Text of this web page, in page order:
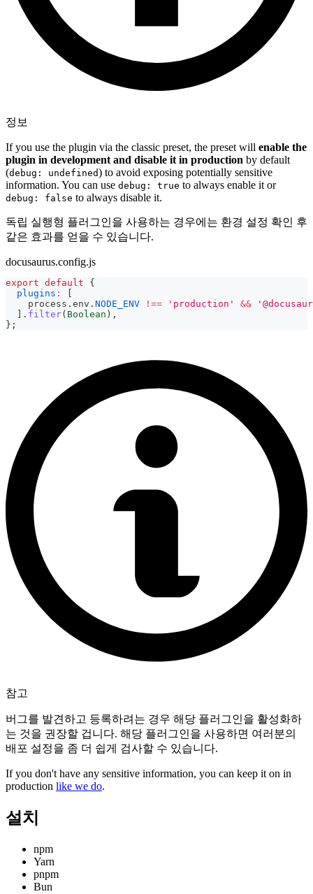
정보
If you use the plugin via the classic preset, the preset will enable the
plugin in development and disable it in production by default
(debug: undefined) to avoid exposing potentially sensitive
information. You can use debug: true to always enable it or
debug: false to always disable it.
독립 실행형 플러그인을 사용하는 경우에는 환경 설정 확인 후
같은 효과를 얻을 수 있습니다.
docusaurus.config.js
export default
{
plugins :
[
    process
. env . NODE_ENV !== 'production' &&
] . filter( Boolean ) ,
} ;
참고
버그를 발견하고 등록하려는 경우 해당 플러그인을 활성화하
는 것을 권장할 겁니다. 해당 플러그인을 사용하면 여러분의
배포 설정을 좀 더 쉽게 검사할 수 있습니다.
If you don't have any sensitive information, you can keep it on in
production like we do.
설치
npm
Yarn
pnpm
Bun